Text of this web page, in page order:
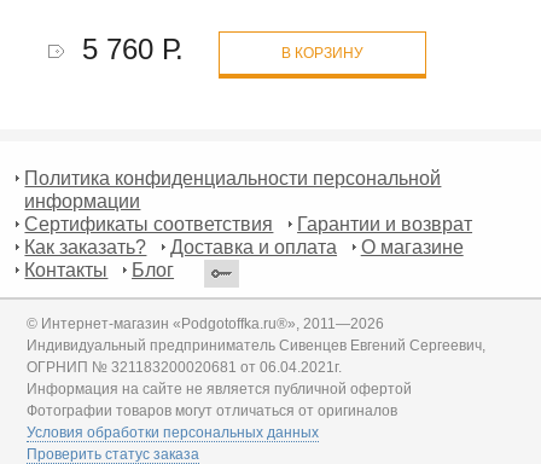
5 760 Р. В КОРЗИНУ
Политика конфиденциальности персональной
информации
Сертификаты соответствия
Гарантии и возврат
Как заказать?
Доставка и оплата
О магазине
Контакты
Блог
© Интернет-магазин «Podgotoffka.ru®», 2011—2026
Индивидуальный предприниматель Сивенцев Евгений Сергеевич,
ОГРНИП № 321183200020681 от 06.04.2021г.
Информация на сайте не является публичной офертой
Фотографии товаров могут отличаться от оригиналов
Условия обработки персональных данных
Проверить статус заказа